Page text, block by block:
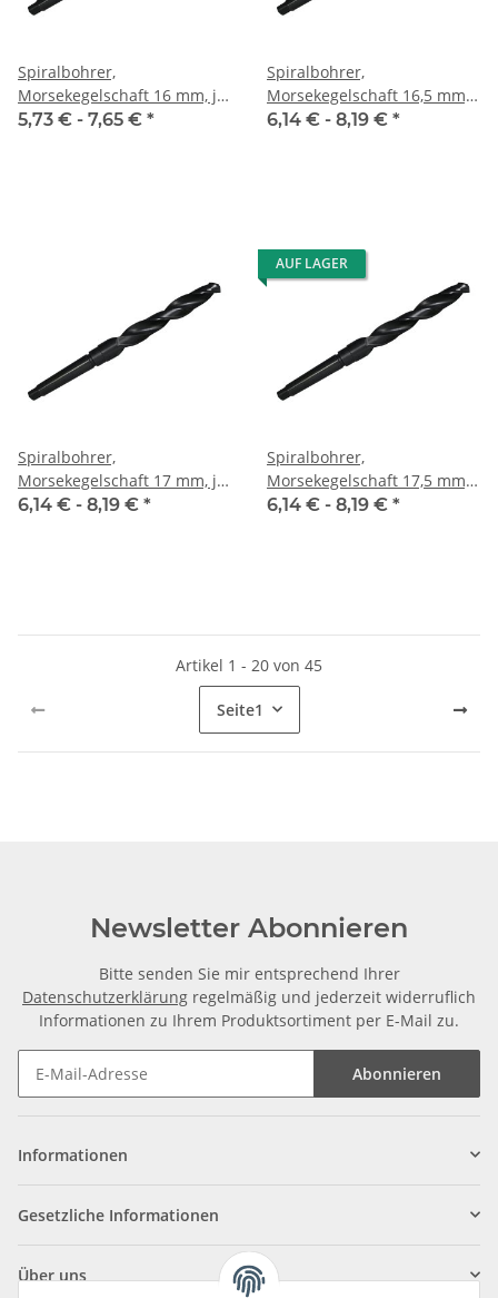
Spiralbohrer,
Morsekegelschaft 16 mm, je
Stk.
5,73 € - 7,65 € *
Spiralbohrer,
Morsekegelschaft 16,5 mm,
je Stk.
6,14 € - 8,19 € *
Spiralbohrer,
Morsekegelschaft 17 mm, je
Stk.
6,14 € - 8,19 € *
AUF LAGER
Spiralbohrer,
Morsekegelschaft 17,5 mm,
je Stk.
6,14 € - 8,19 € *
Artikel 1 - 20 von 45
Seite1
Newsletter Abonnieren
Bitte senden Sie mir entsprechend Ihrer
Datenschutzerklärung regelmäßig und jederzeit widerruflich
Informationen zu Ihrem Produktsortiment per E-Mail zu.
Abonnieren
Informationen
Gesetzliche Informationen
Über uns